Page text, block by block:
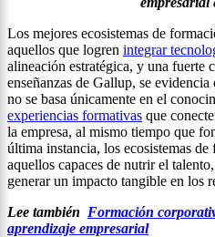
Los mejores ecosistemas de
aquellos que logren integrar
alineación estratégica, y una fuerte
enseñanzas de Gallup, se
no se basa únicamente en el
experiencias formativas que
la empresa, al mismo tiempo que
última instancia, los ecosistemas
aquellos capaces de nutrir el
generar un impacto tangible en los
Lee también Formación
aprendizaje empresarial